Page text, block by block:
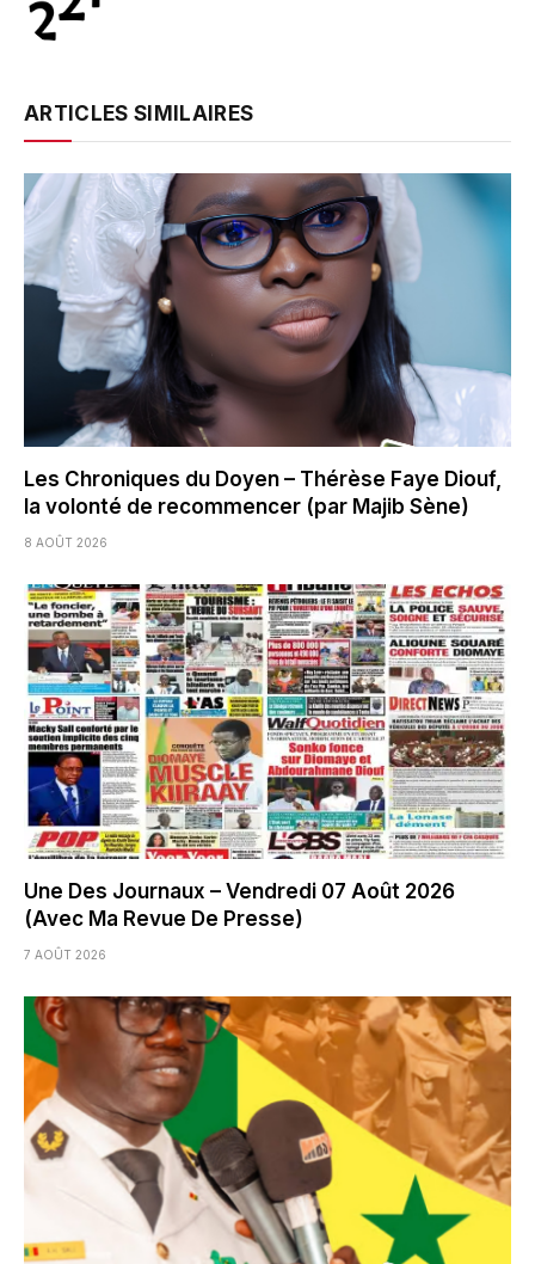
ARTICLES SIMILAIRES
Les Chroniques du Doyen – Thérèse Faye Diouf,
la volonté de recommencer (par Majib Sène)
8 AOÛT 2026
Une Des Journaux – Vendredi 07 Août 2026
(Avec Ma Revue De Presse)
7 AOÛT 2026